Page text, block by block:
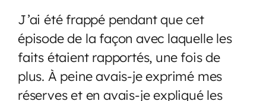
J’ai été frappé pendant que cet
épisode de la façon avec laquelle les
faits étaient rapportés, une fois de
plus. À peine avais-je exprimé mes
réserves et en avais-je expliqué les